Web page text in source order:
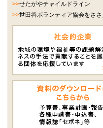
>>せたがやチャイルドライン
>>世田谷ボランティア協会をさ